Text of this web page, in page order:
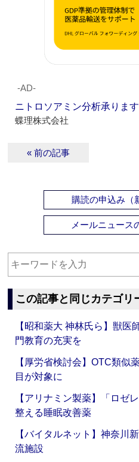
‐AD‐
ニトロソアミン分析承りま
蝶理株式会社
« 前の記事
購読の申込み（
メールニュース
この記事と同じカテゴリ
【昭和薬大 神林氏ら】獣医
門教育の充実を
【厚労省検討会】OTC類似
目が対象に
【アリナミン製薬】「ロゼ
整える睡眠改善薬
【バイタルネット】神奈川
流施設